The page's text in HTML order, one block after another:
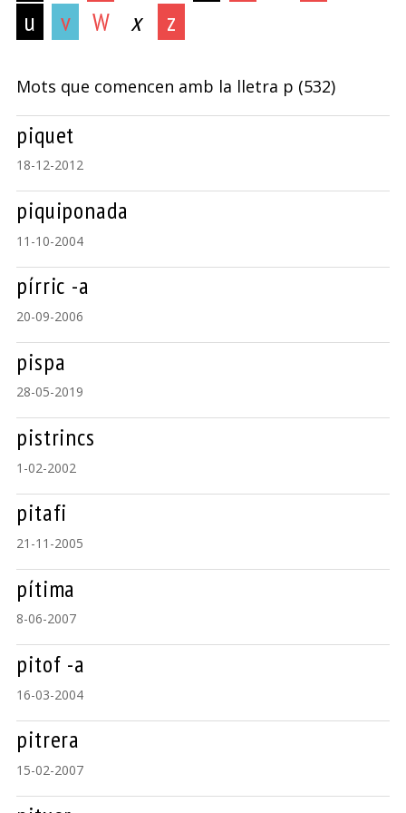
u
v W x z
Mots que comencen amb la lletra p (532)
piquet
18-12-2012
piquiponada
11-10-2004
pírric -a
20-09-2006
pispa
28-05-2019
pistrincs
1-02-2002
pitafi
21-11-2005
pítima
8-06-2007
pitof -a
16-03-2004
pitrera
15-02-2007